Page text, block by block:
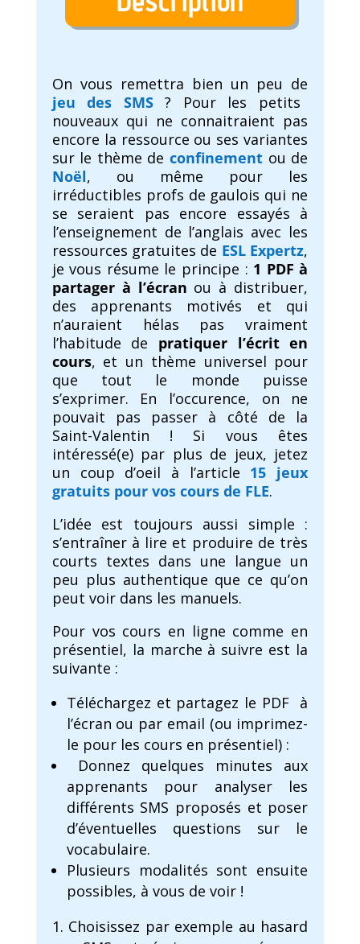
On vous remettra bien un peu de
jeu des SMS? Pour les petits
nouveaux qui ne connaitraient pas
encore la ressource ou ses variantes
sur le thème deconfinement ou de
Noël, ou même pour les
irréductibles profs de gaulois qui ne
se seraient pas encore essayés à
l’enseignement de l’anglais avec les
ressources gratuites de ESL Expertz,
je vous résume le principe : 1 PDF à
partager à l’écran ou à distribuer,
des apprenants motivés et qui
n’auraient hélas pas vraiment
l’habitude de pratiquer l’écrit en
cours, et un thème universel pour
que tout le monde puisse
s’exprimer. En l’occurence, on ne
pouvait pas passer à côté de la
Saint-Valentin ! Si vous êtes
intéressé(e) par plus de jeux, jetez
un coup d’oeil à l’article 15 jeux
gratuits pour vos cours de FLE.
L’idée est toujours aussi simple :
s’entraîner à lire et produire de très
courts textes dans une langue un
peu plus authentique que ce qu’on
peut voir dans les manuels.
Pour vos cours en ligne comme en
présentiel, la marche à suivre est la
suivante :
Téléchargez et partagez le PDF à
l’écran ou par email (ou imprimez-
le pour les cours en présentiel) :
Donnez quelques minutes aux
apprenants pour analyser les
différents SMS proposés et poser
d’éventuelles questions sur le
vocabulaire.
Plusieurs modalités sont ensuite
possibles, à vous de voir !
Choisissez par exemple au hasard